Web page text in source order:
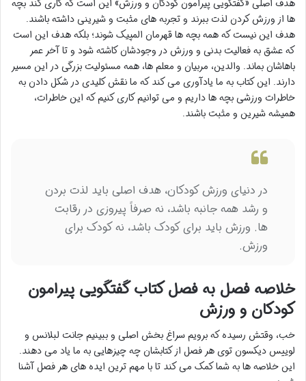
هدف اصلی «گفتگویی پیرامون کودکان و ورزش» این است که کاری کند بچه
ها از ورزش کردن لذت ببرند و تجربه های مثبت و شیرینی داشته باشند.
هدف این نیست که همه بچه ها قهرمان المپیک شوند؛ بلکه هدف این است
که عشق به فعالیت بدنی و ورزش در وجودشان کاشته شود و تا آخر عمر
باهاشان بماند. والدین، مربیان و معلم ها، همه مسئولیت بزرگی در این مسیر
دارند. این کتاب به ما یادآوری می کند که ما نقش کلیدی در شکل دادن به
خاطرات ورزشی بچه ها داریم و می توانیم کاری کنیم که این خاطرات،
همیشه شیرین و مثبت باشند.
در دنیای ورزش کودکان، هدف اصلی باید لذت بردن
و رشد همه جانبه باشد، نه صرفاً پیروزی در رقابت
ها. ورزش باید برای کودک باشد، نه کودک برای
ورزش.
خلاصه فصل به فصل کتاب گفتگویی پیرامون
کودکان و ورزش
خب، وقتش رسیده که برویم سراغ بخش اصلی و ببینیم جانت لبلانس و
لوییس دیکسون توی هر فصل از کتابشان چه چیزهایی به ما یاد می دهند.
این خلاصه ها به شما کمک می کند تا با مهم ترین ایده های هر فصل آشنا